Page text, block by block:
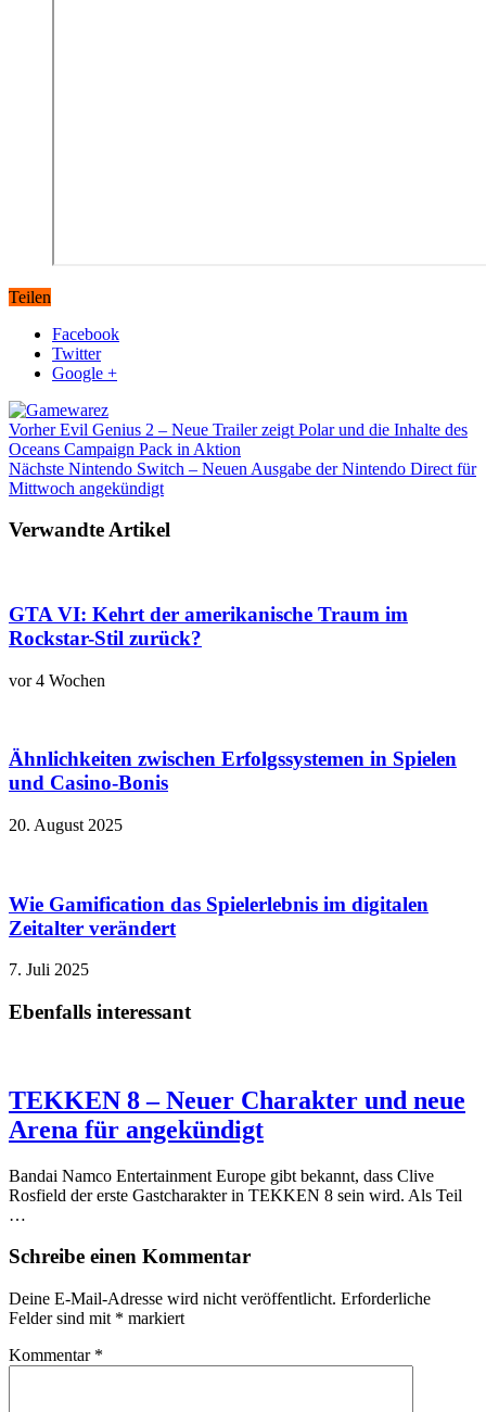
Teilen
Facebook
Twitter
Google +
VorherEvil Genius 2 – Neue Trailer zeigt Polar und die Inhalte des
Oceans Campaign Pack in Aktion
Nächste Nintendo Switch – Neuen Ausgabe der Nintendo Direct für
Mittwoch angekündigt
Verwandte Artikel
GTA VI: Kehrt der amerikanische Traum im
Rockstar-Stil zurück?
vor 4 Wochen
Ähnlichkeiten zwischen Erfolgssystemen in Spielen
und Casino‑Bonis
20. August 2025
Wie Gamification das Spielerlebnis im digitalen
Zeitalter verändert
7. Juli 2025
Ebenfalls interessant
TEKKEN 8 – Neuer Charakter und neue
Arena für angekündigt
Bandai Namco Entertainment Europe gibt bekannt, dass Clive
Rosfield der erste Gastcharakter in TEKKEN 8 sein wird. Als Teil
…
Schreibe einen Kommentar
Deine E-Mail-Adresse wird nicht veröffentlicht. Erforderliche
Felder sind mit * markiert
Kommentar *